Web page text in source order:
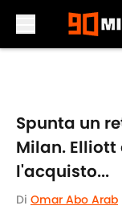
Spunta un
Milan.
l'acquisto...
Di Omar Abo Arab